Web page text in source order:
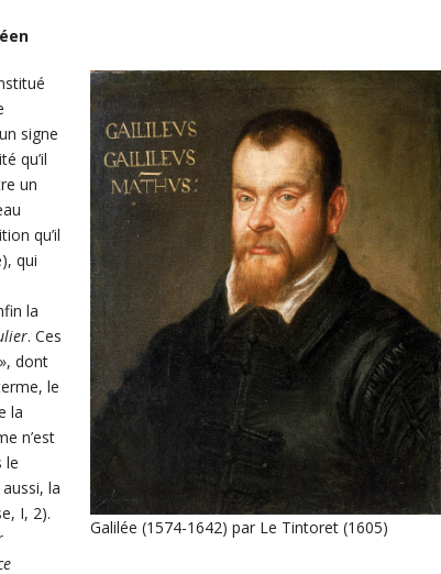
Galilée (1574-1642) par Le Tintoret (1605)
signe
qu’il
un
qu’il
qui
la
. Ces
dont
le
la
n’est
le
la
I, 2).